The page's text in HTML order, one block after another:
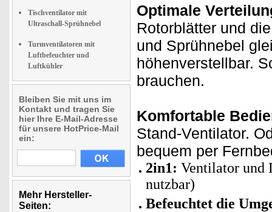
Tischventilator mit
Ultraschall-Sprühnebel
Turmventilatoren mit
Luftbefeuchter und
Luftkühler
Bleiben Sie mit uns im
Kontakt und tragen Sie
hier Ihre E-Mail-Adresse
für unsere HotPrice-Mail
ein:
Mehr Hersteller-
Seiten:
Optimale
Rotorblätter und
und Sprühnebel
höhenverstellbar.
brauchen.
Komfortable
Stand-Ventilator.
bequem per
2in1: Ventilator und
nutzbar)
Befeuchtet die